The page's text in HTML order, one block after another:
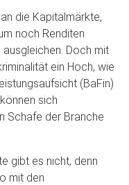
die Kapitalmärkte,
noch Renditen
Doch mit
ein Hoch, wie
(BaFin)
sich
Schafe der Branche
gibt es nicht, denn
mit den